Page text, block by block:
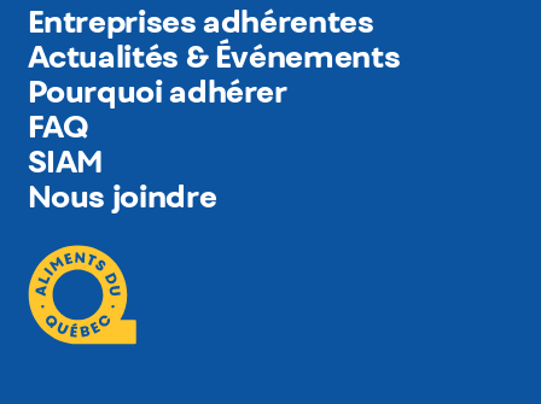
Entreprises adhérentes
Actualités & Événements
Pourquoi adhérer
FAQ
SIAM
Nous joindre